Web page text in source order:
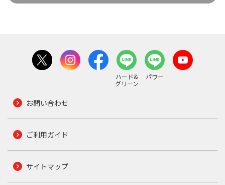
ハード&
グリーン
パワー
お問い合わせ
ご利用ガイド
サイトマップ